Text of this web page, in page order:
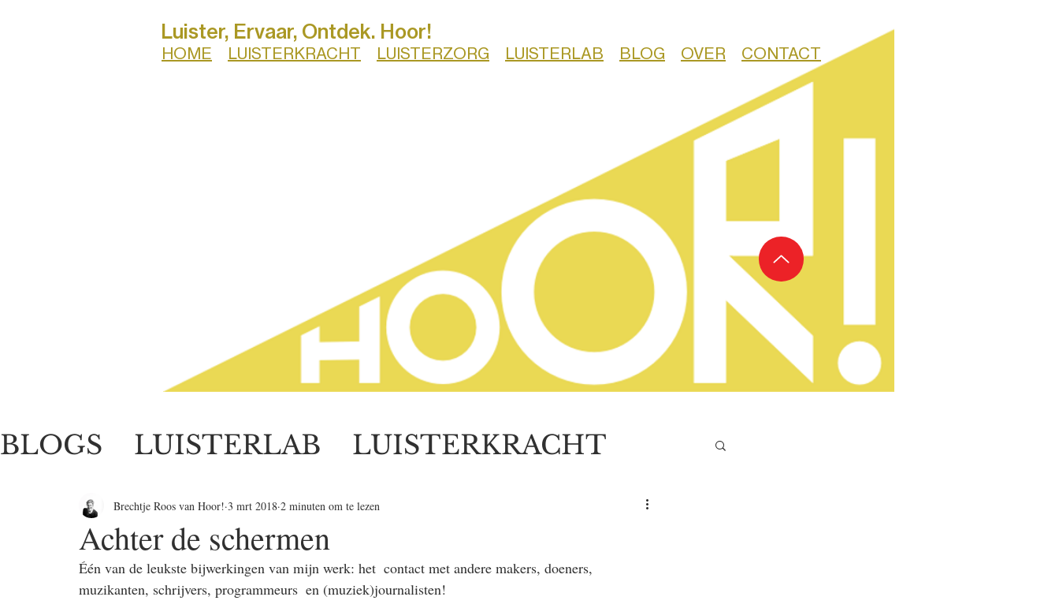
Luister, Ervaar, Ontdek. Hoor!
HOME LUISTERKRACHT LUISTERZORG LUISTERLAB BLOG OVER CONTACT
BLOGS LUISTERLAB
LUISTERKRACHT
LUISTERZORG
Achter de schermen
Brechtje Roos van Hoor! 3 mrt 2018 2 minuten om te lezen
Één van de leukste bijwerkingen van mijn werk: het  contact met andere makers, doeners,
muzikanten, schrijvers, programmeurs  en (muziek)journalisten!